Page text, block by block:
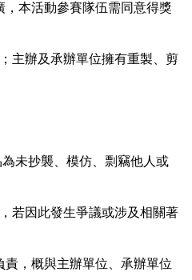
，本活動參賽隊伍需同意得獎
主辦及承辦單位擁有重製、剪
未抄襲、模仿、剽竊他人或
若因此發生爭議或涉及相關著
，概與主辦單位、承辦單位